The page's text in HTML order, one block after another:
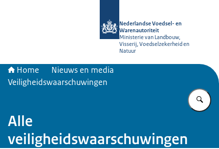
Nederlandse Voedsel- en
Warenautoriteit
Ministerie van Landbouw,
Visserij, Voedselzekerheid en
Natuur
Home
Nieuws en media
Veiligheidswaarschuwingen
Alle
veiligheidswaarschuwingen